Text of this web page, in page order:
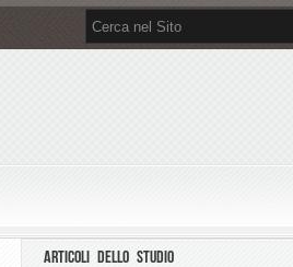
ARTICOLI DELLO STUDIO